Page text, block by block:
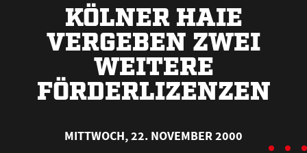
KÖLNER HAIE
VERGEBEN ZWEI
WEITERE
FÖRDERLIZENZEN
MITTWOCH, 22. NOVEMBER 2000